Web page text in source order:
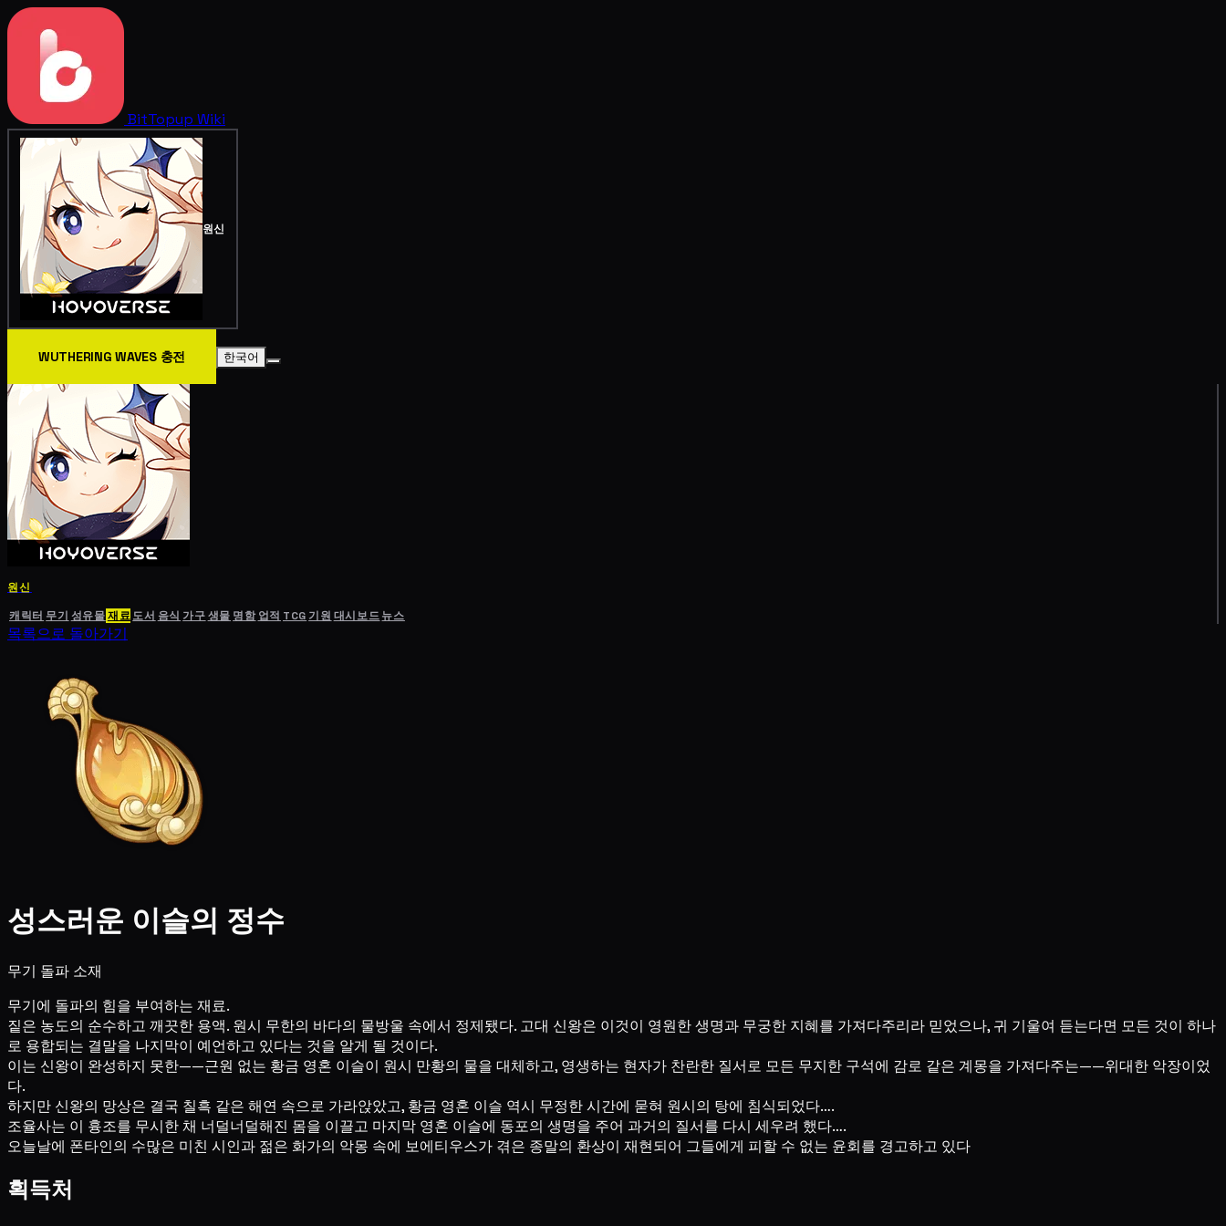
BitTopup Wiki
원신
WUTHERING WAVES 충전 한국어
원신
캐릭터 무기 성유물재료도서 음식 가구생물 명함 업적 TCG기원 대시보드뉴스
목록으로 돌아가기
성스러운 이슬의 정수
무기 돌파 소재
무기에 돌파의 힘을 부여하는 재료.
짙은 농도의 순수하고 깨끗한 용액. 원시 무한의 바다의 물방울 속에서 정제됐다. 고대 신왕은 이것이 영원한 생명과 무궁한 지혜를 가져다주리라 믿었으나, 귀 기울여 듣는다면 모든 것이 하나
로 용합되는 결말을 나지막이 예언하고 있다는 것을 알게 될 것이다.
이는 신왕이 완성하지 못한——근원 없는 황금 영혼 이슬이 원시 만황의 물을 대체하고, 영생하는 현자가 찬란한 질서로 모든 무지한 구석에 감로 같은 계몽을 가져다주는——위대한 악장이었
다.
하지만 신왕의 망상은 결국 칠흑 같은 해연 속으로 가라앉았고, 황금 영혼 이슬 역시 무정한 시간에 묻혀 원시의 탕에 침식되었다….
조율사는 이 흉조를 무시한 채 너덜너덜해진 몸을 이끌고 마지막 영혼 이슬에 동포의 생명을 주어 과거의 질서를 다시 세우려 했다….
오늘날에 폰타인의 수많은 미친 시인과 젊은 화가의 악몽 속에 보에티우스가 겪은 종말의 환상이 재현되어 그들에게 피할 수 없는 윤회를 경고하고 있다
획득처